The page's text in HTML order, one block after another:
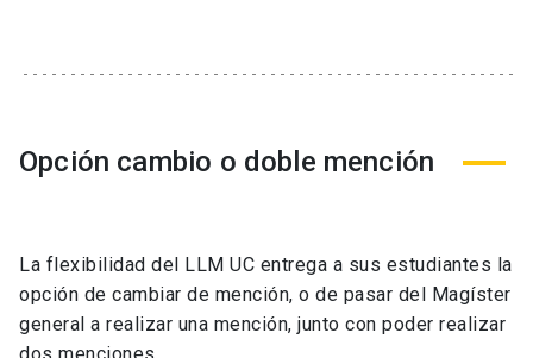
Opción cambio o doble mención
La flexibilidad del LLM UC entrega a sus estudiantes la
opción de cambiar de mención, o de pasar del Magíster
general a realizar una mención, junto con poder realizar